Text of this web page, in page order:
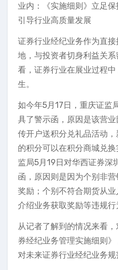
业内：《实施细则》立足
引导行业高质量发展
证券行业经纪业务作为直
地，与投资者切身利益关
看，证券行业在展业过程
生。
如今年5月17日，重庆证监
具了警示函，原因是该营
传开户送积分兑礼品活动
的积分可以在积分商城兑
监局5月19日对华西证券深
函，原因则是因为个别非
奖励；个别不符合期货从
介绍业务获取奖励等违规行
从记者了解到的情况来看
券经纪业务管理实施细则
对未来证券行业经纪业务规